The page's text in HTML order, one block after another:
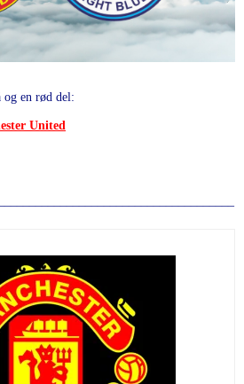
og en rød del:
United